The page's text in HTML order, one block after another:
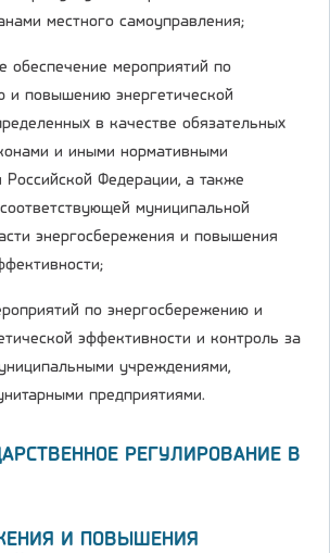
местного самоуправления;
обеспечение мероприятий по
и повышению энергетической
в качестве обязательных
и иными нормативными
Федерации, а также
муниципальной
энергосбережения и повышения
по энергосбережению и
эффективности и контроль за
учреждениями,
предприятиями.
РЕГУЛИРОВАНИЕ В
И ПОВЫШЕНИЯ